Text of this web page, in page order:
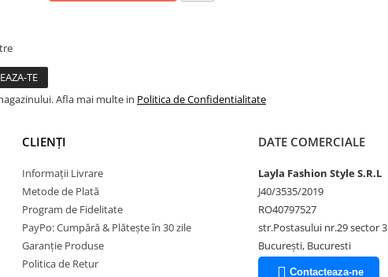
Afla mai multe in Politica de Confidentialitate
CLIENȚI
Informații Livrare
Metode de Plată
Program de Fidelitate
PayPo: Cumpără & Plătește în 30 zile
Garanție Produse
Politica de Retur
DATE COMERCIALE
Layla Fashion Style S.R.L
J40/3535/2019
RO40797527
str.Postasului nr.29 sector 3
București, Bucuresti
Contacteaza-ne